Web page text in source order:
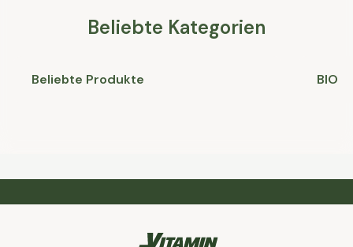
Beliebte Kategorien
Beliebte Produkte BIO